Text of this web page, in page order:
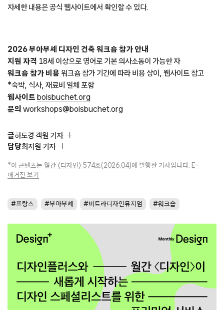
자세한 내용은 공식 웹사이트에서 확인할 수 있다.
2026 부아부셰 디자인 건축 워크숍 참가 안내
지원 자격 18세 이상으로 영어로 기본 의사소통이 가능한 자
워크숍 참가 비용 워크숍 참가 기간에 따라 비용 상이, 웹사이트 참고
*숙박, 식사, 재료비 일체 포함
웹사이트 boisbuchet.org
문의 workshops@boisbuchet.org
글하도경 객원 기자
담당최지원 기자
*이 콘텐츠는 월간 〈디자인〉 574호(2026.04)에 발행한 기사입니다. E-
매거진 보기
프랑스 부아부셰 비트라디자인뮤지엄 워크숍